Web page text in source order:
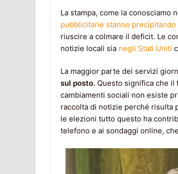
La stampa, come la conosciamo
pubblicitarie stanno precipitando
riuscire a colmare il deficit. Le
notizie locali sia negli Stati Uniti
La maggior parte dei servizi
sul posto. Questo significa che
cambiamenti sociali non esiste
raccolta di notizie perché risulta
le elezioni tutto questo ha
telefono e ai sondaggi online,